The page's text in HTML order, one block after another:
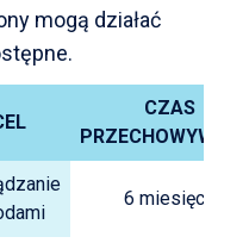
mogą działać
CZAS
6 miesięcy